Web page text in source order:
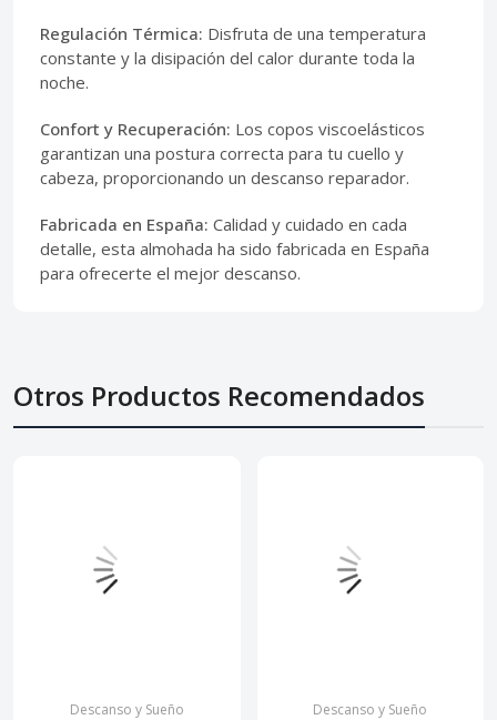
Regulación Térmica: Disfruta de una temperatura
constante y la disipación del calor durante toda la
noche.
Confort y Recuperación: Los copos viscoelásticos
garantizan una postura correcta para tu cuello y
cabeza, proporcionando un descanso reparador.
Fabricada en España: Calidad y cuidado en cada
detalle, esta almohada ha sido fabricada en España
para ofrecerte el mejor descanso.
Otros Productos Recomendados
Descanso y Sueño Descanso y Sueño